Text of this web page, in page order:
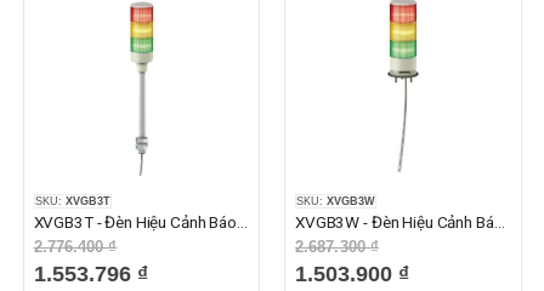
SKU: XVGB3T
2.776.400 ₫
1.553.796 ₫
SKU: XVGB3W
2.687.300 ₫
1.503.900 ₫